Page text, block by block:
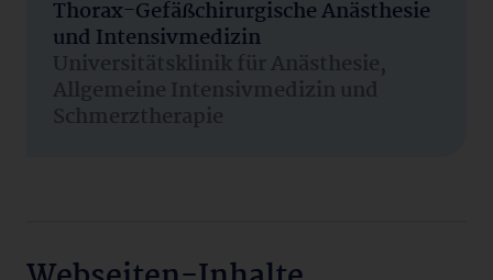
Thorax-Gefäßchirurgische Anästhesie
und Intensivmedizin
Universitätsklinik für Anästhesie,
Allgemeine Intensivmedizin und
Schmerztherapie